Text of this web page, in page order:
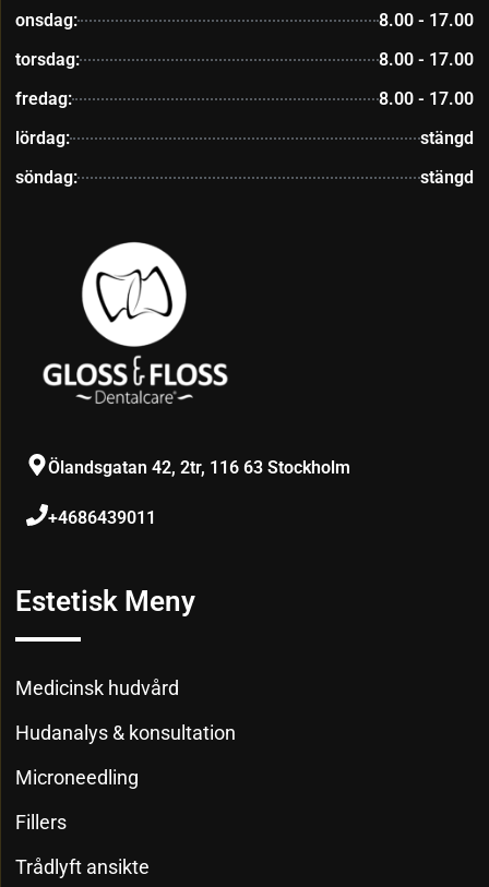
Ölandsgatan 42, 2tr, 116 63 Stockholm
+4686439011
Estetisk Meny
Medicinsk hudvård
Hudanalys & konsultation
Microneedling
Fillers
Trådlyft ansikte
onsdag:
8.00 - 17.00
torsdag:
8.00 - 17.00
fredag:
8.00 - 17.00
lördag:
stängd
söndag:
stängd